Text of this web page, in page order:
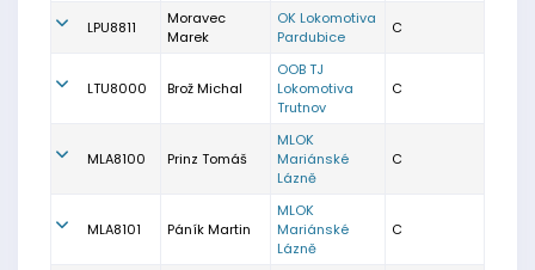
LPU8811
Moravec
Marek
OK Lokomotiva
Pardubice
C
LTU8000 Brož Michal
OOB TJ
Lokomotiva
Trutnov
C
MLA8100 Prinz Tomáš
MLOK
Mariánské
Lázně
C
MLA8101 Páník Martin
MLOK
Mariánské
Lázně
C